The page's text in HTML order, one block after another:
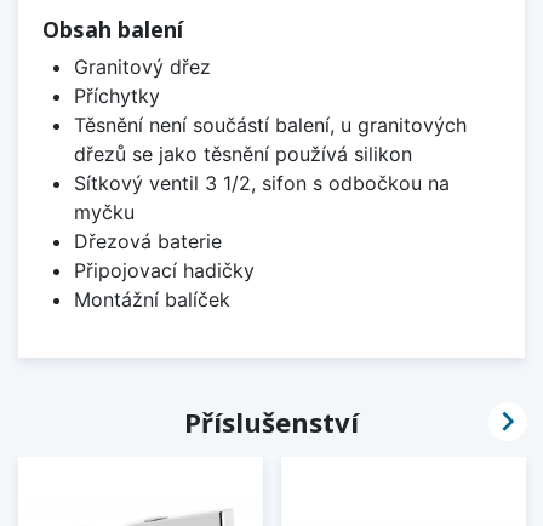
Obsah balení
Granitový dřez
Příchytky
Těsnění není součástí balení, u granitových
dřezů se jako těsnění používá silikon
Sítkový ventil 3 1/2, sifon s odbočkou na
myčku
Dřezová baterie
Připojovací hadičky
Montážní balíček
Příslušenství 